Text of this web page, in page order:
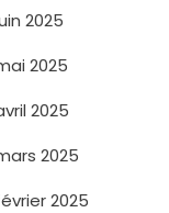
2025
2025
2025
2025
2025